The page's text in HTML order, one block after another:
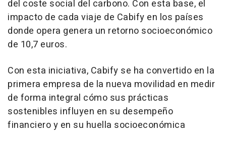
del coste social del carbono. Con esta base, el
impacto de cada viaje de Cabify en los países
donde opera genera un retorno socioeconómico
de 10,7 euros.
Con esta iniciativa, Cabify se ha convertido en la
primera empresa de la nueva movilidad en medir
de forma integral cómo sus prácticas
sostenibles influyen en su desempeño
financiero y en su huella socioeconómica